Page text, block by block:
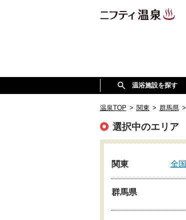
温浴施設を探す
温泉TOP > 関東 > 群馬県 >
選択中のエリア
関東 全
群馬県